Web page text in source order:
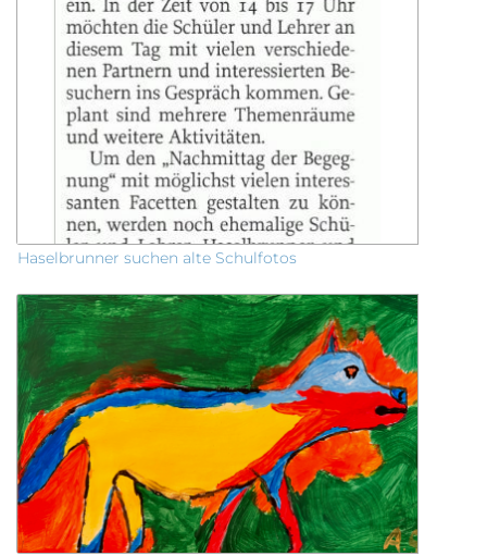
Haselbrunner suchen alte Schulfotos